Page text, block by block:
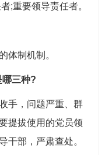
重要领导责任者。
制机制。
哪三种?
，问题严重、群
提拔使用的党员领
干部，严肃查处。